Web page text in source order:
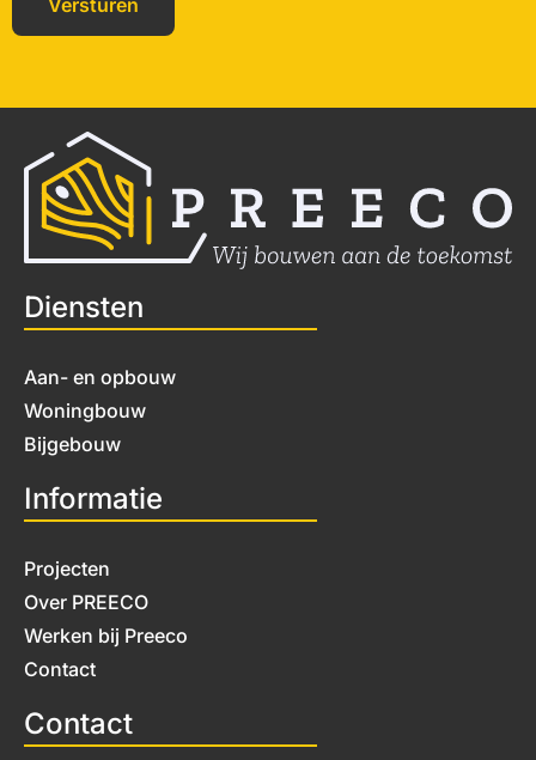
Diensten
Aan- en opbouw
Woningbouw
Bijgebouw
Informatie
Projecten
Over PREECO
Werken bij Preeco
Contact
Contact